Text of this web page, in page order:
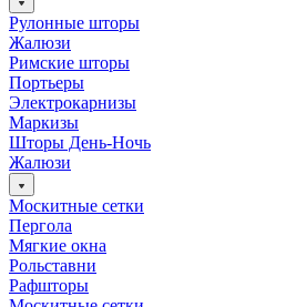
Рулонные шторы
Жалюзи
Римские шторы
Портьеры
Электрокарнизы
Маркизы
Шторы День-Ночь
Жалюзи
Москитные сетки
Пергола
Мягкие окна
Рольставни
Рафшторы